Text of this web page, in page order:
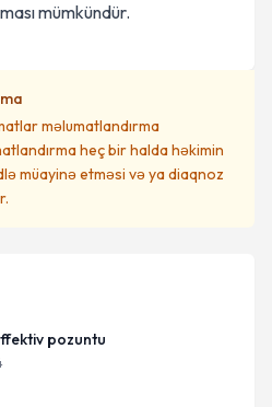
mümkündür.
məlumatlandırma
heç bir halda həkimin
müayinə etməsi və ya diaqnoz
pozuntu